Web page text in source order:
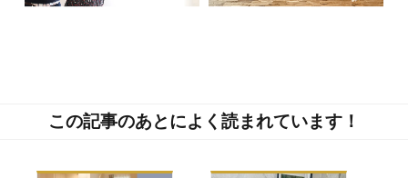
この記事のあとによく読まれています！